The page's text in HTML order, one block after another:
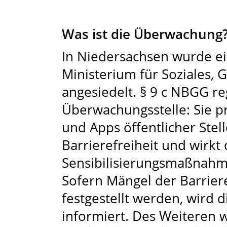
Was ist die
In Niedersachsen wurde
Ministerium für Soziales,
angesiedelt. § 9 c NBGG
Überwachungsstelle: Sie
und Apps öffentlicher
Barrierefreiheit und wirkt
Sofern Mängel der
festgestellt werden, wird
informiert. Des Weiteren